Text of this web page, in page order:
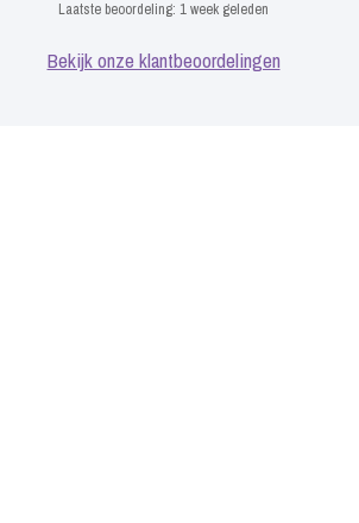
Laatste beoordeling: 1 week geleden
Bekijk onze klantbeoordelingen